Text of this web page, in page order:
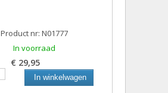
Product nr: N01777
In voorraad
€ 29,95
In winkelwagen